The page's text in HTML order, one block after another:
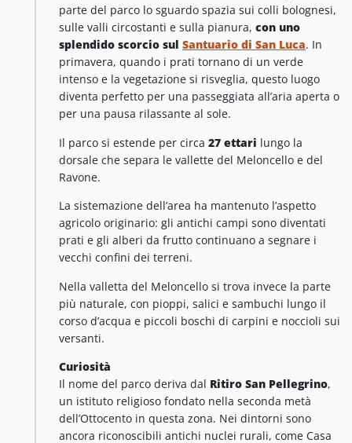
parte del parco lo sguardo spazia sui colli bolognesi,
sulle valli circostanti e sulla pianura, con uno
splendido scorcio sul Santuario di San Luca. In
primavera, quando i prati tornano di un verde
intenso e la vegetazione si risveglia, questo luogo
diventa perfetto per una passeggiata all’aria aperta o
per una pausa rilassante al sole.
Il parco si estende per circa 27 ettari lungo la
dorsale che separa le vallette del Meloncello e del
Ravone.
La sistemazione dell’area ha mantenuto l’aspetto
agricolo originario: gli antichi campi sono diventati
prati e gli alberi da frutto continuano a segnare i
vecchi confini dei terreni.
Nella valletta del Meloncello si trova invece la parte
più naturale, con pioppi, salici e sambuchi lungo il
corso d’acqua e piccoli boschi di carpini e noccioli sui
versanti.
Curiosità
Il nome del parco deriva dal Ritiro San Pellegrino,
un istituto religioso fondato nella seconda metà
dell’Ottocento in questa zona. Nei dintorni sono
ancora riconoscibili antichi nuclei rurali, come Casa